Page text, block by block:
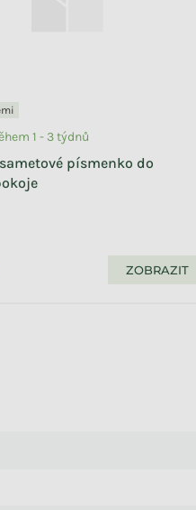
písmenko do
1 - 3 týdnů
ZOBRAZIT